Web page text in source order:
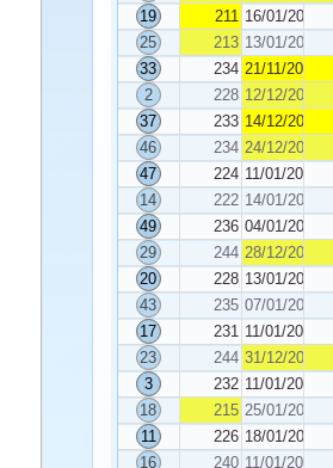
19
211 16/01/2023
25
213 13/01/2023
33
234 21/11/2022
2
228 12/12/2022
37
233 14/12/2022
46
234 24/12/2022
47
224 11/01/2023
14
222 14/01/2023
49
236 04/01/2023
29
244 28/12/2022
20
228 13/01/2023
43
235 07/01/2023
17
231 11/01/2023
23
244 31/12/2022
3
232 11/01/2023
18
215 25/01/2023
11
226 18/01/2023
16
240 11/01/2023